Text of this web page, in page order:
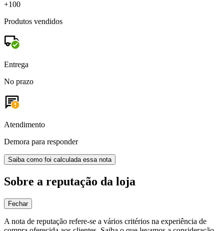
+100
Produtos vendidos
Entrega
No prazo
Atendimento
Demora para responder
Saiba como foi calculada essa nota
Sobre a reputação da loja
Fechar
A nota de reputação refere-se a vários critérios na experiência de